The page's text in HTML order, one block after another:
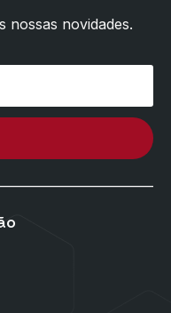
nossas novidades.